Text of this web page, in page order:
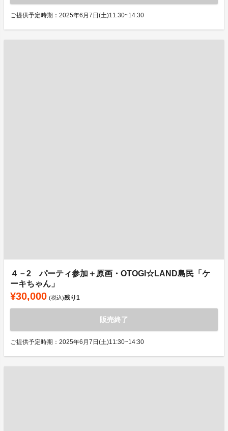
ご提供予定時期：2025年6月7日(土)11:30~14:30
４－2 パーティ参加＋原画・OTOGI☆LAND島民「ケ
ーキちゃん」
¥30,000 (税込)残り1
販売終了
ご提供予定時期：2025年6月7日(土)11:30~14:30